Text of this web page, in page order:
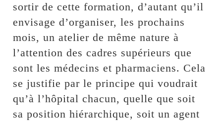
sortir de cette formation, d’autant qu’il
envisage d’organiser, les prochains
mois, un atelier de même nature à
l’attention des cadres supérieurs que
sont les médecins et pharmaciens. Cela
se justifie par le principe qui voudrait
qu’à l’hôpital chacun, quelle que soit
sa position hiérarchique, soit un agent